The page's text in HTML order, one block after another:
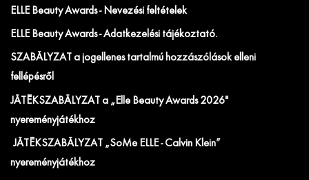
ELLE Beauty Awards - Nevezési feltételek
ELLE Beauty Awards - Adatkezelési tájékoztató.
SZABÁLYZAT a jogellenes tartalmú hozzászólások elleni
fellépésről
JÁTÉKSZABÁLYZAT a „Elle Beauty Awards 2026"
nyereményjátékhoz
JÁTÉKSZABÁLYZAT „SoMe ELLE - Calvin Klein”
nyereményjátékhoz